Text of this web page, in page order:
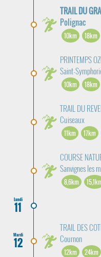
TRAIL DU
Polignac
10km 18km
PRINTEMPS
Saint-
10km 18km
TRAIL DU
Cuiseaux
11km 17km
COURSE
Sanvignes les
8,6km
Lundi
11
Mardi
12
TRAIL DES
Cournon
12km 24km